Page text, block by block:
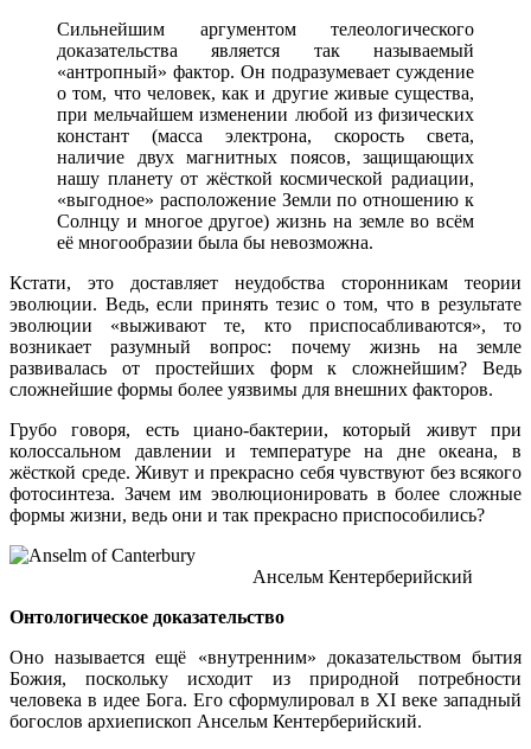
Сильнейшим аргументом телеологического
доказательства является так называемый
«антропный» фактор. Он подразумевает суждение
о том, что человек, как и другие живые существа,
при мельчайшем изменении любой из физических
констант (масса электрона, скорость света,
наличие двух магнитных поясов, защищающих
нашу планету от жёсткой космической радиации,
«выгодное» расположение Земли по отношению к
Солнцу и многое другое) жизнь на земле во всём
её многообразии была бы невозможна.
Кстати, это доставляет неудобства сторонникам теории
эволюции. Ведь, если принять тезис о том, что в результате
эволюции «выживают те, кто приспосабливаются», то
возникает разумный вопрос: почему жизнь на земле
развивалась от простейших форм к сложнейшим? Ведь
сложнейшие формы более уязвимы для внешних факторов.
Грубо говоря, есть циано-бактерии, который живут при
колоссальном давлении и температуре на дне океана, в
жёсткой среде. Живут и прекрасно себя чувствуют без всякого
фотосинтеза. Зачем им эволюционировать в более сложные
формы жизни, ведь они и так прекрасно приспособились?
Ансельм Кентерберийский
Онтологическое доказательство
Оно называется ещё «внутренним» доказательством бытия
Божия, поскольку исходит из природной потребности
человека в идее Бога. Его сформулировал в XI веке западный
богослов архиепископ Ансельм Кентерберийский.